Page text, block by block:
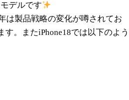
デルです
は製品戦略の変化が噂されてお
。またiPhone18では以下のよう